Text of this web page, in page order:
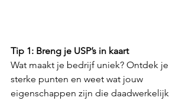
Tip 1: Breng je USP’s in kaart
Wat maakt je bedrijf uniek? Ontdek je
sterke punten en weet wat jouw
eigenschappen zijn die daadwerkelijk